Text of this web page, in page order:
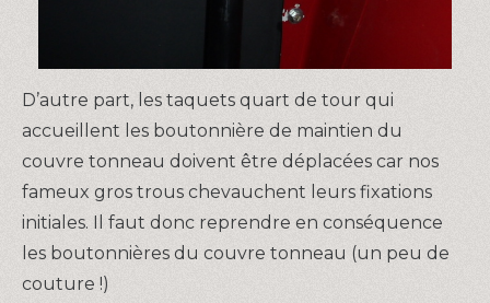
D’autre part, les taquets quart de tour qui
accueillent les boutonnière de maintien du
couvre tonneau doivent être déplacées car nos
fameux gros trous chevauchent leurs fixations
initiales. Il faut donc reprendre en conséquence
les boutonnières du couvre tonneau (un peu de
couture !)